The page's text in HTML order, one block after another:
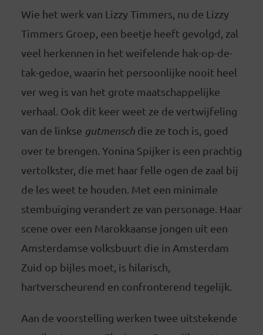
Wie het werk van Lizzy Timmers, nu de Lizzy
Timmers Groep, een beetje heeft gevolgd, zal
veel herkennen in het weifelende hak-op-de-
tak-gedoe, waarin het persoonlijke nooit heel
ver weg is van het grote maatschappelijke
verhaal. Ook dit keer weet ze de vertwijfeling
van de linkse gutmenschdie ze toch is, goed
over te brengen. Yonina Spijker is een prachtig
vertolkster, die met haar felle ogen de zaal bij
de les weet te houden. Met een minimale
stembuiging verandert ze van personage. Haar
scene over een Marokkaanse jongen uit een
Amsterdamse volksbuurt die in Amsterdam
Zuid op bijles moet, is hilarisch,
hartverscheurend en confronterend tegelijk.
Aan de voorstelling werken twee uitstekende